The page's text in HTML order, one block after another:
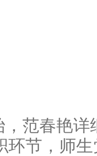
，范春艳
环节，师